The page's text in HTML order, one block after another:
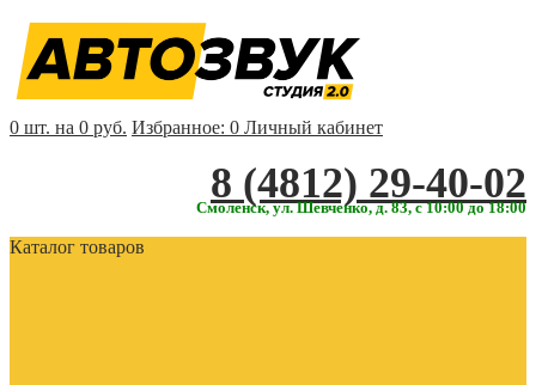
0 шт. на 0 руб. Избранное: 0 Личный кабинет
‎‎8 (4812) 29-40-02
Смоленск, ул. Шевченко, д. 83, с 10:00 до 18:00
Каталог товаров